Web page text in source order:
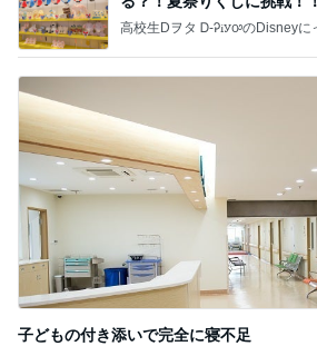
子どもの付き添いで完全に寝不足